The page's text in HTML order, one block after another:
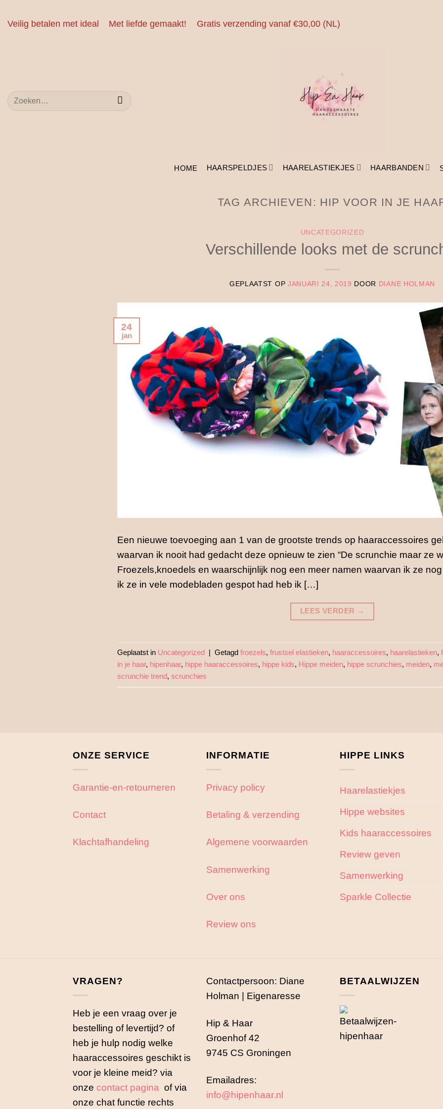
naar
Veilig betalen met ideal Met liefde gemaakt! Gratis verzending vanaf €30,00 (NL)
Zoeken
naar:
HOME HAARSPELDJES HAARELASTIEKJES HAARBANDEN
TAG ARCHIEVEN: HIP VOOR IN JE
UNCATEGORIZED
Verschillende looks met de
GEPLAATST OP JANUARI 24, 2019 DOOR DIANE HOLMAN
24
jan
Een nieuwe toevoeging aan 1 van de grootste trends op haaraccessoires
waarvan ik nooit had gedacht deze opnieuw te zien “De scrunchie maar ze
Froezels,knoedels en waarschijnlijk nog een meer namen waarvan ik ze
ik ze in vele modebladen gespot had heb ik […]
LEES VERDER →
Geplaatst in Uncategorized | Getagd froezels, frustsel elastieken, haaraccessoires, haarelastieken,
in je haar, hipenhaar, hippe haaraccessoires, hippe kids, Hippe meiden, hippe scrunchies, meiden,
scrunchie trend, scrunchies
ONZE SERVICE
Garantie-en-retourneren
Contact
Klachtafhandeling
INFORMATIE
Privacy policy
Betaling & verzending
Algemene voorwaarden
Samenwerking
Over ons
Review ons
HIPPE LINKS
Haarelastiekjes
Hippe websites
Kids haaraccessoires
Review geven
Samenwerking
Sparkle Collectie
VRAGEN?
Heb je een vraag over je
bestelling of levertijd? of
heb je hulp nodig welke
haaraccessoires geschikt is
voor je kleine meid? via
onze contact pagina of via
onze chat functie rechts
Contactpersoon: Diane
Holman | Eigenaresse
Hip & Haar
Groenhof 42
9745 CS Groningen
Emailadres:
info@hipenhaar.nl
BETAALWIJZEN